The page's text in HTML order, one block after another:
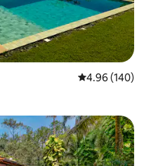
औसत रेटिंग 5 में से
4.96 (140)